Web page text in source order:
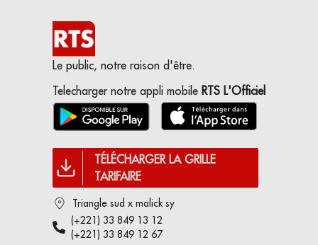
Le public, notre raison d'être.
Telecharger notre appli mobile RTS L'Officiel
TÉLÉCHARGER LA GRILLE
TARIFAIRE
Triangle sud x malick sy
(+221) 33 849 13 12
(+221) 33 849 12 67